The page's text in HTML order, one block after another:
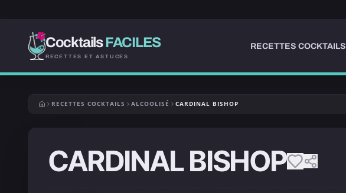
CocktailsFACILES
RECETTES ET ASTUCES
RECETTES COCKTAILS
RECETTES COCKTAILS ALCOOLISÉ CARDINAL BISHOP
CARDINAL BISHOP